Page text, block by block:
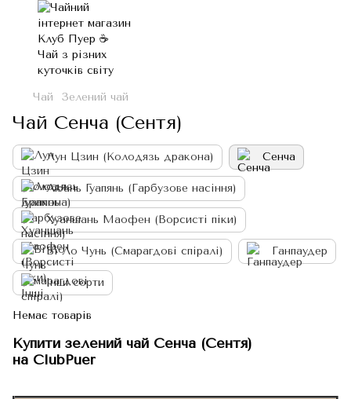
Чай Зелений чай
Чай Сенча (Сентя)
Лун Цзин (Колодязь дракона) Сенча
Люань Гуапянь (Гарбузове насіння)
Хуаншань Маофен (Ворсисті піки)
Бі Ло Чунь (Смарагдові спіралі) Ганпаудер
Інші сорти
Немає товарів
Купити зелений чай Сенча (Сентя)
на ClubPuer